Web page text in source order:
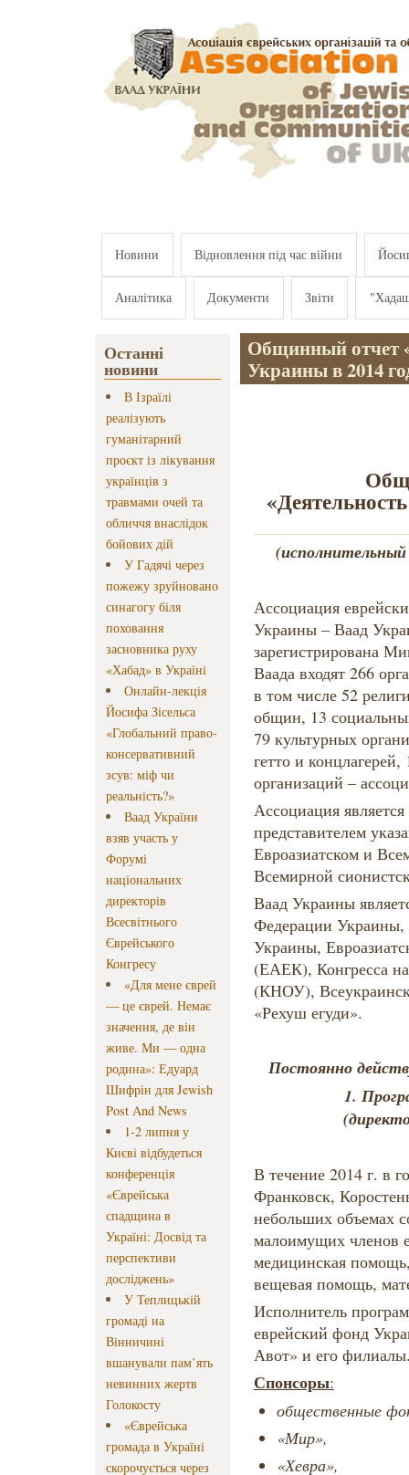
Новини Відновлення під час війни
Аналітика Документи Звіти
Останні
новини
В Ізраїлі
реалізують
гуманітарний
проєкт із лікування
українців з
травмами очей та
обличчя внаслідок
бойових дій
У Гадячі через
пожежу зруйновано
синагогу біля
поховання
засновника руху
«Хабад» в Україні
Онлайн-лекція
Йосифа Зісельса
«Глобальний право-
консервативний
зсув: міф чи
реальність?»
Ваад України
взяв участь у
Форумі
національних
директорів
Всесвітнього
Єврейського
Конгресу
«Для мене єврей
— це єврей. Немає
значення, де він
живе. Ми — одна
родина»: Едуард
Шифрін для Jewish
Post And News
1-2 липня у
Києві відбудеться
конференція
«Єврейська
спадщина в
Україні: Досвід та
перспективи
досліджень»
У Теплицькій
громаді на
Вінничині
вшанували пам’ять
невинних жертв
Голокосту
«Єврейська
громада в Україні
скорочується через
Общинный отчет
Украины в 2014
Ассоциация
Украины – Ваад
зарегистрирована
Ваада входят 266
в том числе 52
общин, 13
79 культурных
гетто и
организаций –
Ассоциация
представителем
Евроазиатском и
Всемирной
Ваад Украины
Федерации Украины,
Украины,
(ЕАЕК), Конгресса
(КНОУ),
«Рехуш егуди».
Постоянно
1.
В течение 2014 г. в
Франковск,
небольших объемах
малоимущих членов
медицинская
вещевая помощь,
Исполнитель
еврейский фонд
Авот» и его
Спонсоры:
общественные
«Мир»,
«Хевра»,